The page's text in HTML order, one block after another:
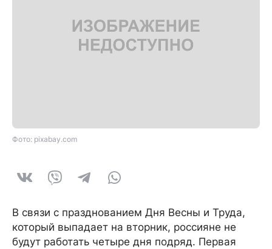
Фото: pixabay.com
В связи с празднованием Дня Весны и Труда,
который выпадает на вторник, россияне не
будут работать четыре дня подряд. Первая